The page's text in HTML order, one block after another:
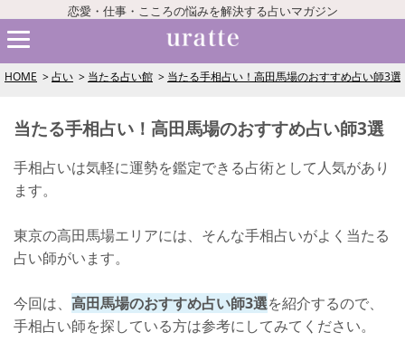
恋愛・仕事・こころの悩みを解決する占いマガジン
HOME 占い 当たる占い館 当たる手相占い！高田馬場のおすすめ占い師3選
当たる手相占い！高田馬場のおすすめ占い師3選
手相占いは気軽に運勢を鑑定できる占術として人気があり
ます。
東京の高田馬場エリアには、そんな手相占いがよく当たる
占い師がいます。
今回は、 高田馬場のおすすめ占い師3選を紹介するので、
手相占い師を探している方は参考にしてみてください。